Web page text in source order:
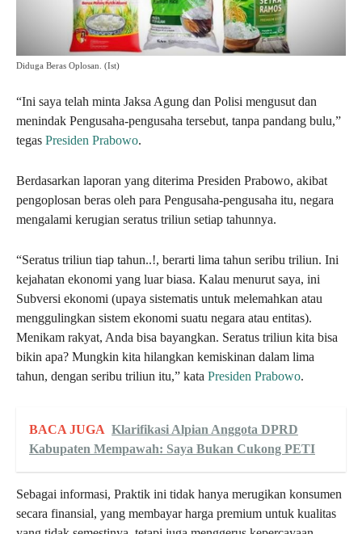
Diduga Beras Oplosan. (Ist)
“Ini saya telah minta Jaksa Agung dan Polisi mengusut dan
menindak Pengusaha-pengusaha tersebut, tanpa pandang bulu,”
tegas Presiden Prabowo.
Berdasarkan laporan yang diterima Presiden Prabowo, akibat
pengoplosan beras oleh para Pengusaha-pengusaha itu, negara
mengalami kerugian seratus triliun setiap tahunnya.
“Seratus triliun tiap tahun..!, berarti lima tahun seribu triliun. Ini
kejahatan ekonomi yang luar biasa. Kalau menurut saya, ini
Subversi ekonomi (upaya sistematis untuk melemahkan atau
menggulingkan sistem ekonomi suatu negara atau entitas).
Menikam rakyat, Anda bisa bayangkan. Seratus triliun kita bisa
bikin apa? Mungkin kita hilangkan kemiskinan dalam lima
tahun, dengan seribu triliun itu,” kata Presiden Prabowo.
BACA JUGA Klarifikasi Alpian Anggota DPRD
Kabupaten Mempawah: Saya Bukan Cukong PETI
Sebagai informasi, Praktik ini tidak hanya merugikan konsumen
secara finansial, yang membayar harga premium untuk kualitas